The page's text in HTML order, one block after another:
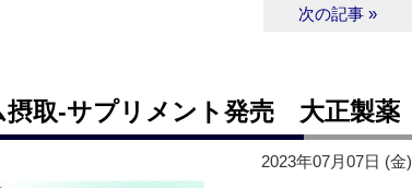
次の記事 »
摂取‐サプリメント発売 大正製薬
2023年07月07日 (金)